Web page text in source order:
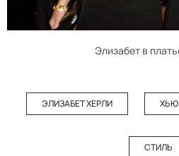
Элизабет в
ЭЛИЗАБЕТ ХЕРЛИ ХЬЮ
СТИЛЬ